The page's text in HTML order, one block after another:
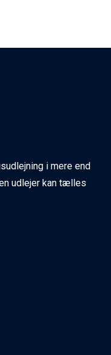
i mere end
udlejer kan tælles